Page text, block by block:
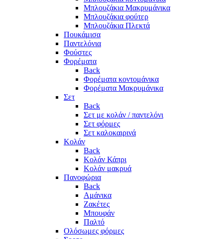
Μπλουζάκια Μακρυμάνικα
Μπλουζάκια φούτερ
Μπλουζάκια Πλεκτά
Πουκάμισα
Παντελόνια
Φούστες
Φορέματα
Back
Φορέματα κοντομάνικα
Φορέματα Μακρυμάνικα
Σετ
Back
Σετ με κολάν / παντελόνι
Σετ φόρμες
Σετ καλοκαιρινά
Κολάν
Back
Κολάν Κάπρι
Κολάν μακρυά
Πανοφώρια
Back
Αμάνικα
Ζακέτες
Μπουφάν
Παλτό
Ολόσωμες φόρμες